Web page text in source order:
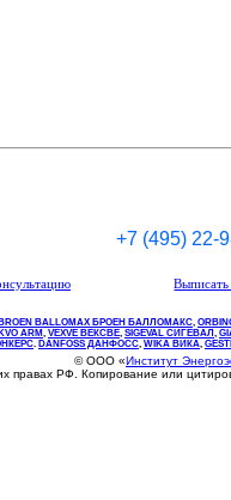
+7 (495) 22-
BROEN BALLOMAX БРОЕН БАЛЛОМАКС,
KVO ARM, VEXVE ВЕКСВЕ, SIGEVAL СИГЕВАЛ ,
. DANFOSS ДАНФОСС, WIKA ВИКА,
© ООО «Институт
правах РФ. Копирование или